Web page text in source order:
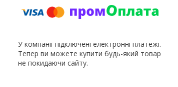
У компанії підключені електронні платежі.
Тепер ви можете купити будь-який товар
не покидаючи сайту.